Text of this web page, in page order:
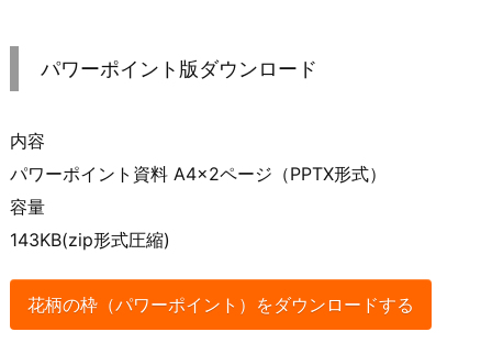
パワーポイント版ダウンロード
内容
パワーポイント資料 A4×2ページ（PPTX形式）
容量
143KB(zip形式圧縮)
花柄の枠（パワーポイント）をダウンロードする